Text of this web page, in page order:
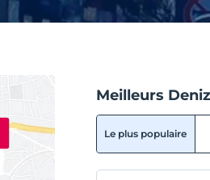
Meilleurs
Le plus populaire